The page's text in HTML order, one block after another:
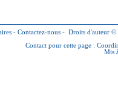
- Contactez-nous - Droits d'auteur
Contact pour cette page :
Mis